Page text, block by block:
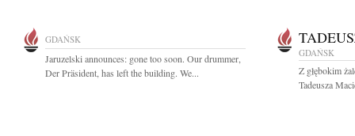
GDAŃSK
Jaruzelski announces: gone too soon. Our drummer,
Der Präsident, has left the building. We...
GDAŃSK
Z głębokim
Tadeusza